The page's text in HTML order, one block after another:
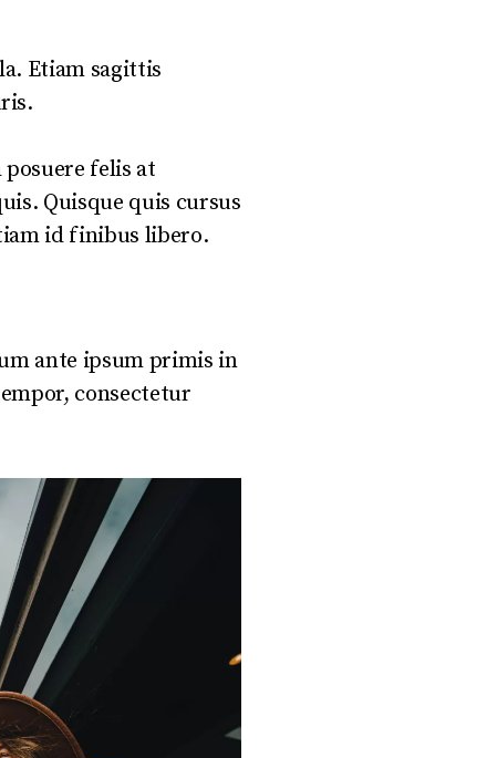
Etiam sagittis
felis at
Quisque quis cursus
id finibus libero.
ante ipsum primis in
consectetur